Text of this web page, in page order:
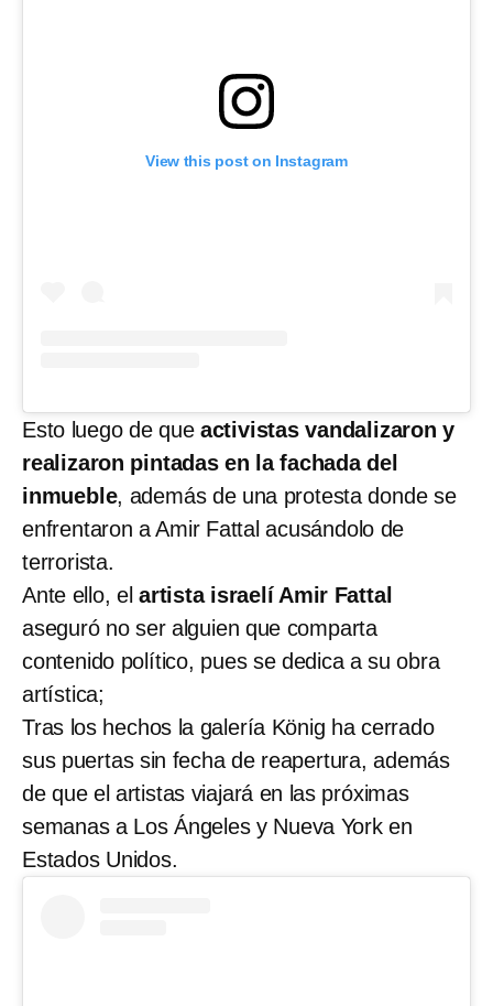
View this post on Instagram
Esto luego de que activistas vandalizaron y
realizaron pintadas en la fachada del
inmueble, además de una protesta donde se
enfrentaron a Amir Fattal acusándolo de
terrorista.
Ante ello, el artista israelí Amir Fattal
aseguró no ser alguien que comparta
contenido político, pues se dedica a su obra
artística;
Tras los hechos la galería König ha cerrado
sus puertas sin fecha de reapertura, además
de que el artistas viajará en las próximas
semanas a Los Ángeles y Nueva York en
Estados Unidos.